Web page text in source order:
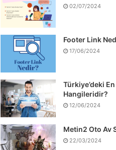
02/07/2024
Footer Link
17/06/2024
Türkiye’deki
Hangileridir?
12/06/2024
Metin2 Oto Av
22/03/2024